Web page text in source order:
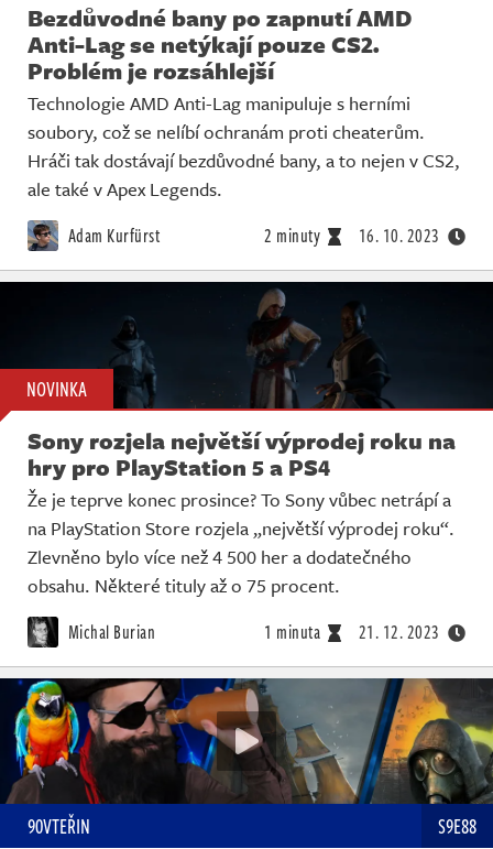
Bezdůvodné bany po zapnutí AMD
Anti-Lag se netýkají pouze CS2.
Problém je rozsáhlejší
Technologie AMD Anti-Lag manipuluje s herními
soubory, což se nelíbí ochranám proti cheaterům.
Hráči tak dostávají bezdůvodné bany, a to nejen v CS2,
ale také v Apex Legends.
Adam Kurfürst 2 minuty 16. 10. 2023
NOVINKA
Sony rozjela největší výprodej roku na
hry pro PlayStation 5 a PS4
Že je teprve konec prosince? To Sony vůbec netrápí a
na PlayStation Store rozjela „největší výprodej roku“.
Zlevněno bylo více než 4 500 her a dodatečného
obsahu. Některé tituly až o 75 procent.
Michal Burian 1 minuta 21. 12. 2023
90VTEŘIN S9E88